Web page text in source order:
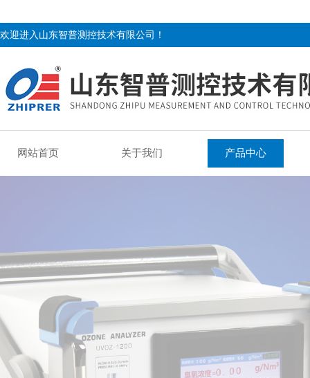
欢迎进入山东智普测控技术有限公司！
网站首页 关于我们 产品中心